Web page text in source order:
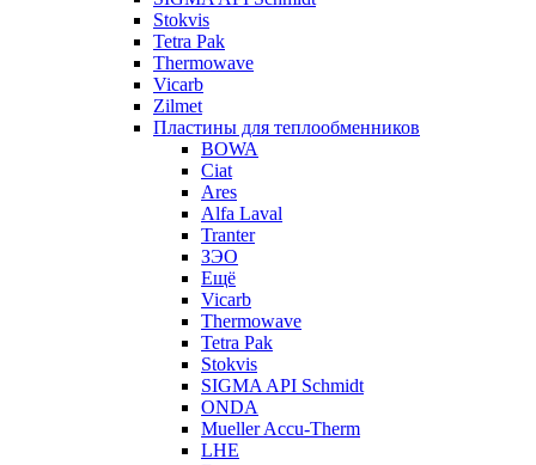
Stokvis
Tetra Pak
Thermowave
Vicarb
Zilmet
Пластины для теплообменников
BOWA
Ciat
Ares
Alfa Laval
Tranter
ЗЭО
Ещё
Vicarb
Thermowave
Tetra Pak
Stokvis
SIGMA API Schmidt
ONDA
Mueller Accu-Therm
LHE